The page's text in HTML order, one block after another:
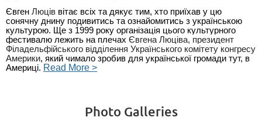
Євген Люців вітає всіх та дякує тим, хто приїхав у цю
сонячну днину подивитись та ознайомитись з українською
культурою. Ще з 1999 року організація цього культурного
фестивалю лежить на плечах Євгена Люціва, президент
Філадельфійського відділення Українського комітету конгресу
Америки, який чимало зробив для української громади тут, в
Америці. Read More >
Photo Galleries